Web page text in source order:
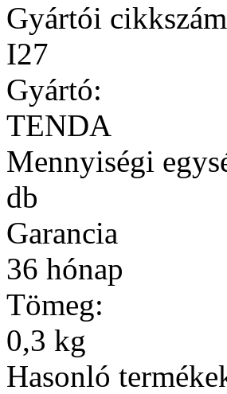
Gyártói cikkszám
I27
Gyártó:
TENDA
Mennyiségi
db
Garancia
36 hónap
Tömeg:
0,3 kg
Hasonló